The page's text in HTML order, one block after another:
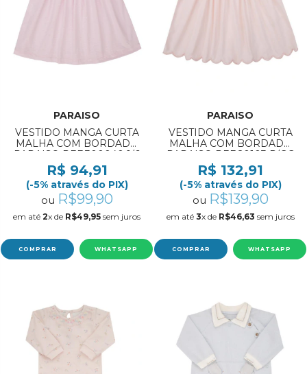
PARAISO
VESTIDO MANGA CURTA
MALHA COM BORDADO
PARAISO REF:300040 1/6
R$ 94,91
(-5% através do PIX)
ou R$99,90
em até 2x de R$49,95 sem juros
COMPRAR WHATSAPP
PARAISO
VESTIDO MANGA CURTA
MALHA COM BORDADO
PARAISO REF:20103 P/GG
R$ 132,91
(-5% através do PIX)
ou R$139,90
em até 3x de R$46,63 sem juros
COMPRAR WHATSAPP